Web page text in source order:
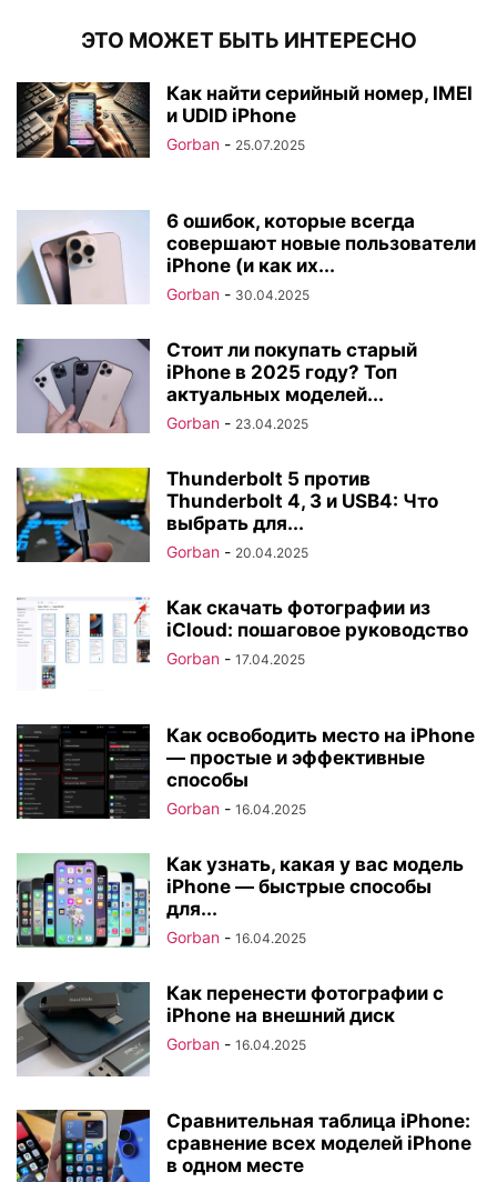
ЭТО МОЖЕТ БЫТЬ ИНТЕРЕСНО
Как найти серийный номер, IMEI
и UDID iPhone
Gorban - 25.07.2025
6 ошибок, которые всегда
совершают новые пользователи
iPhone (и как их...
Gorban - 30.04.2025
Стоит ли покупать старый
iPhone в 2025 году? Топ
актуальных моделей...
Gorban - 23.04.2025
Thunderbolt 5 против
Thunderbolt 4, 3 и USB4: Что
выбрать для...
Gorban - 20.04.2025
Как скачать фотографии из
iCloud: пошаговое руководство
Gorban - 17.04.2025
Как освободить место на iPhone
— простые и эффективные
способы
Gorban - 16.04.2025
Как узнать, какая у вас модель
iPhone — быстрые способы
для...
Gorban - 16.04.2025
Как перенести фотографии с
iPhone на внешний диск
Gorban - 16.04.2025
Сравнительная таблица iPhone:
сравнение всех моделей iPhone
в одном месте